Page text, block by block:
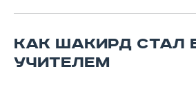
КАК ШАКИРД СТАЛ
УЧИТЕЛЕМ